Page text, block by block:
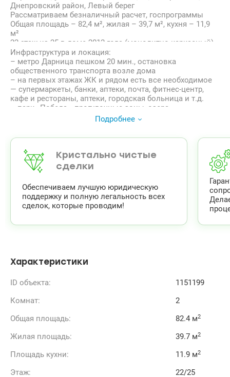
Днепровский район, Левый берег
Рассматриваем безналичный расчет, госпрограммы
Общая площадь – 82,4 м², жилая – 39,7 м², кухня – 11,9
м²
22 этаж из 25 в доме 2012 года (монолитно-каркасный)
Пространство и комфорт – идеальный вариант для
семьи:
– 2 отдельные комнаты
– кухня-гостиная
– гардеробная зона
– смежный санузел с ванной
– просторный коридор и балкон
Квартира с авторским ремонтом:
– Спальня объединена с панорамной лоджией –
пространства.
– Детская комната разделена на зоны: для обучения,
творчества и активных игр.
– Кухня-гостиная со всей необходимой техникой –
поверхность с вытяжкой, духовой шкаф. Зона отдыха с
диваном, телевизором и кондиционером.
– Отдельная гардеробная зона со встроенной
ОСББ. Установленный генератор – работают лифты,
(УКРЫТИЕ).
Инфраструктура и локация:
– метро Дарница пешком 20 мин., остановка
общественного транспорта возле дома
– на первых этажах ЖК и рядом есть все необходимое
— супермаркеты, банки, аптеки, почта, фитнес-центр,
кафе и рестораны, аптеки, городская больница и т.д.
– парк «Победа», прогулочные зоны, озера
– школы и детские сады в пешей доступности; детские
Звоните (или пишите Viber/Telegram) для
предварительной записи на просмотр.
Без комиссии для покупателя.
Цена 120 000 у.е.
Марина, тел.: 063 392 35 35
valion.ua/1151199
Подробнее
Кристально чистые
сделки
Обеспечиваем лучшую юридическую
поддержку и полную легальность всех
сделок, которые проводим!
Характеристики
ID объекта:
1151199
Комнат:
2
Общая площадь:
82.4 м2
Жилая площадь: 39.7 м2
Площадь кухни: 11.9 м2
Этаж:
22/25